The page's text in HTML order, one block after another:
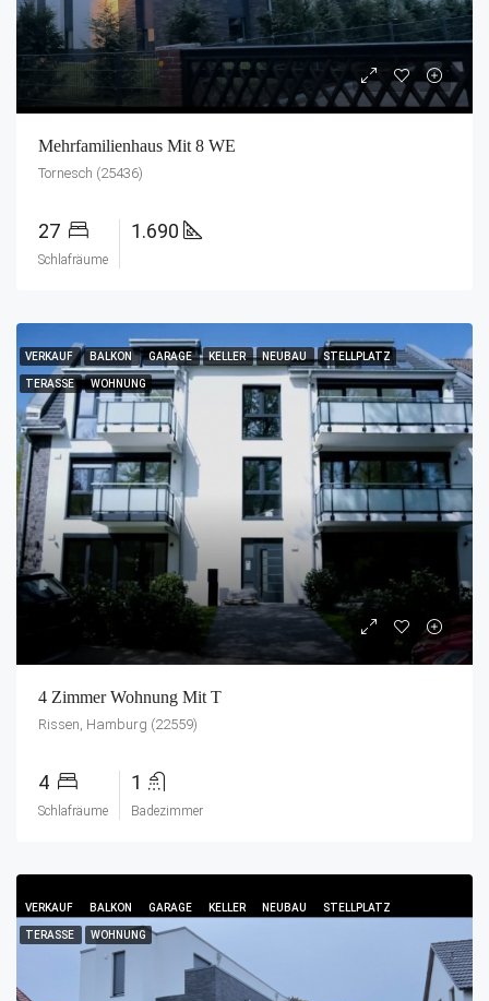
Mehrfamilienhaus Mit 8 WE
Tornesch (25436)
27
Schlafräume
1.690
VERKAUF BALKON GARAGE KELLER NEUBAU STELLPLATZ
TERASSE WOHNUNG
4 Zimmer Wohnung Mit T
Rissen, Hamburg (22559)
4
Schlafräume
1
Badezimmer
VERKAUF BALKON GARAGE KELLER NEUBAU STELLPLATZ
TERASSE WOHNUNG